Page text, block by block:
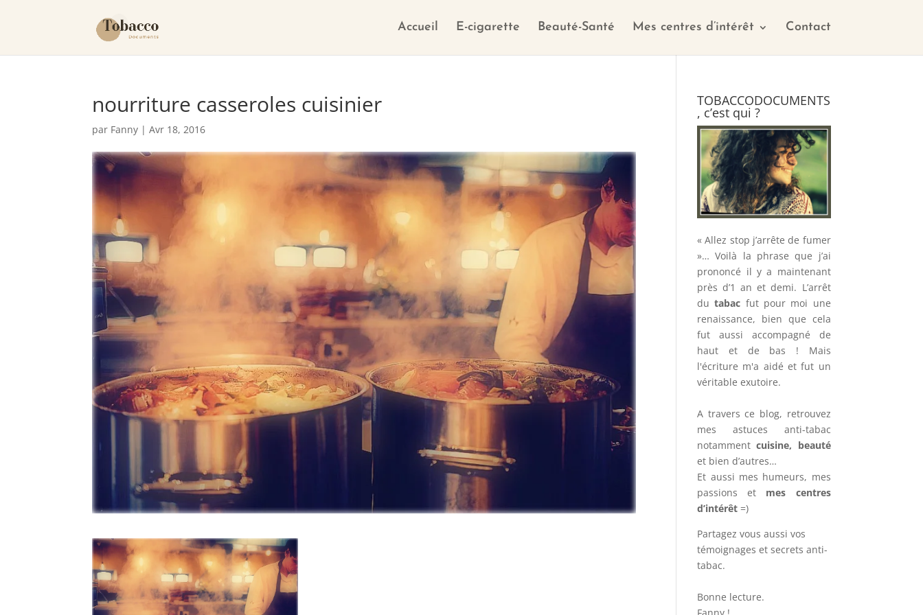
Accueil E-cigarette Beauté-Santé Mes centres d’intérêt Contact
nourriture casseroles cuisinier
par Fanny |Avr 18, 2016
TOBACCODOCUMENTS
, c’est qui ?
« Allez stop j’arrête de fumer
»… Voilà la phrase que j’ai
prononcé il y a maintenant
près d’1 an et demi. L’arrêt
dutabac fut pour moi une
renaissance, bien que cela
fut aussi accompagné de
haut et de bas ! Mais
l'écriture m'a aidé et fut un
véritable exutoire.
A travers ce blog, retrouvez
mes astuces anti-tabac
notammentcuisine, beauté
et bien d’autres…
Et aussi mes humeurs, mes
passions et mes centres
d’intérêt =)
Partagez vous aussi vos
témoignages et secrets anti-
tabac.
Bonne lecture.